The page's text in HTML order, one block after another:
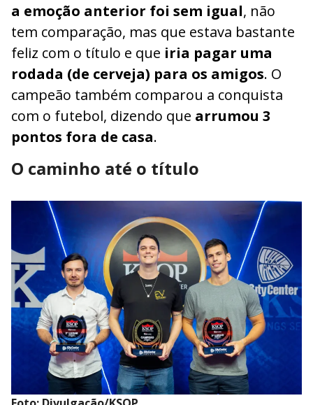
a emoção anterior foi sem igual, não
tem comparação, mas que estava bastante
feliz com o título e que iria pagar uma
rodada (de cerveja) para os amigos. O
campeão também comparou a conquista
com o futebol, dizendo que arrumou 3
pontos fora de casa.
O caminho até o título